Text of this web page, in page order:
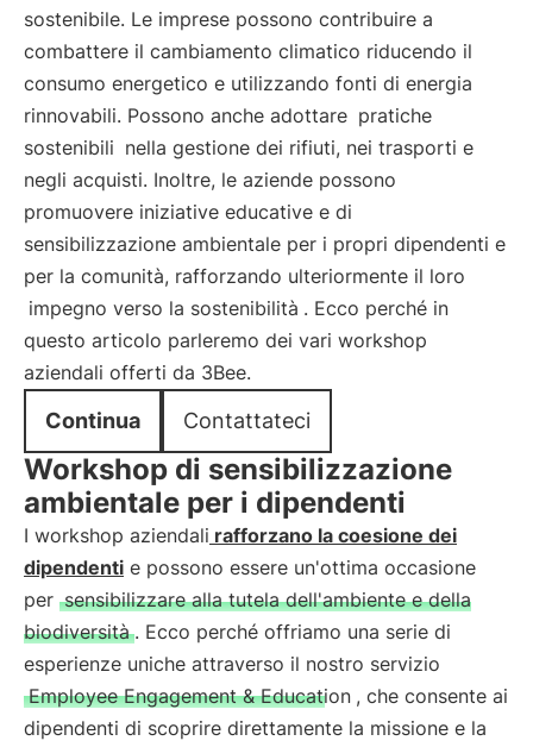
sostenibile. Le imprese possono contribuire a
combattere il cambiamento climatico riducendo il
consumo energetico e utilizzando fonti di energia
rinnovabili. Possono anche adottare pratiche
sostenibili nella gestione dei rifiuti, nei trasporti e
negli acquisti. Inoltre, le aziende possono
promuovere iniziative educative e di
sensibilizzazione ambientale per i propri dipendenti e
per la comunità, rafforzando ulteriormente il loro
impegno verso la sostenibilità . Ecco perché in
questo articolo parleremo dei vari workshop
aziendali offerti da 3Bee.
Continua Contattateci
Workshop di sensibilizzazione
ambientale per i dipendenti
I workshop aziendali rafforzano la coesione dei
dipendenti e possono essere un'ottima occasione
per sensibilizzare alla tutela dell'ambiente e della
biodiversità . Ecco perché offriamo una serie di
esperienze uniche attraverso il nostro servizio
Employee Engagement & Education , che consente ai
dipendenti di scoprire direttamente la missione e la